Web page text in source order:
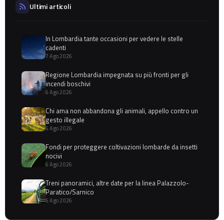
Ultimi articoli
In Lombardia tante occasioni per vedere le stelle
cadenti
7 Ago 2026
Regione Lombardia impegnata su più fronti per gli
incendi boschivi
6 Ago 2026
Chi ama non abbandona gli animali, appello contro un
gesto illegale
6 Ago 2026
Fondi per proteggere coltivazioni lombarde da insetti
nocivi
6 Ago 2026
Treni panoramici, altre date per la linea Palazzolo-
Paratico/Sarnico
6 Ago 2026